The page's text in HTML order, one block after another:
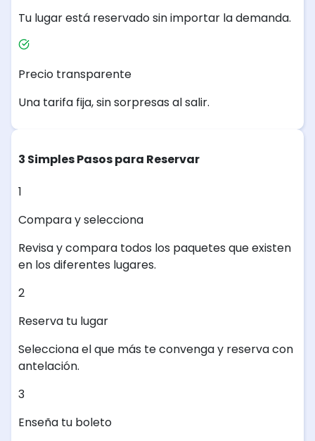
Tu lugar está reservado sin importar la demanda.
Precio transparente
Una tarifa fija, sin sorpresas al salir.
3 Simples Pasos para Reservar
1
Compara y selecciona
Revisa y compara todos los paquetes que existen
en los diferentes lugares.
2
Reserva tu lugar
Selecciona el que más te convenga y reserva con
antelación.
3
Enseña tu boleto